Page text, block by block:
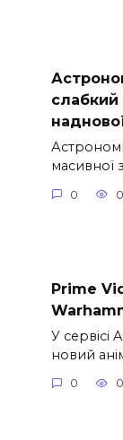
масивної
0 0
Prime
У сервісі
новий
0 0